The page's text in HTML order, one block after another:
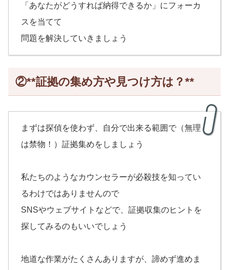
「あなたがどうすれば納得できるか」にフォーカ
スを当てて
問題を解決していきましょう
②**証拠の集め方や見つけ方は？**
まずは探偵を使わず、自分で出来る範囲で（無理
は禁物！）証拠集めをしましょう
私たちのようなカウンセラーが必殺技を知ってい
るわけではありませんので
SNSやウェブサイトなどで、証拠収集のヒントを
探してみるのもいいでしょう
地道な作業がたくさんありますが、諦めず進めま